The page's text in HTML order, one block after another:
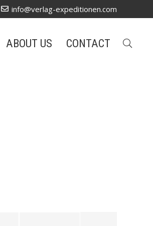
info@verlag-expeditionen.com
ABOUT US CONTACT